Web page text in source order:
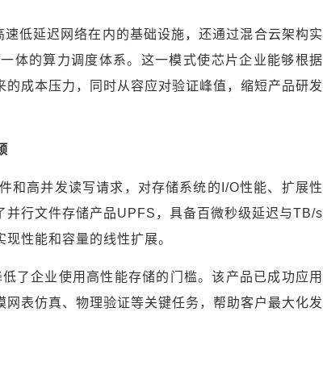
低延迟网络在内的基础设施，还通过混合云架构实
体的算力调度体系。这一模式使芯片企业能够根据
成本压力，同时从容应对验证峰值，缩短产品研发
和高并发读写请求，对存储系统的I/O性能、扩展性
行文件存储产品UPFS，具备百微秒级延迟与TB/s
性能和容量的线性扩展。
了企业使用高性能存储的门槛。该产品已成功应用
表仿真、物理验证等关键任务，帮助客户最大化发